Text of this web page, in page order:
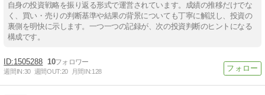
自身の投資戦略を振り返る形式で運営されています。成績の推移だけでな
く、買い・売りの判断基準や結果の背景についても丁寧に解説し、投資の
裏側を明快に示します。一つ一つの記録が、次の投資判断のヒントになる
構成です。
1505288 10
週間IN:30 週間OUT:20 月間IN:128